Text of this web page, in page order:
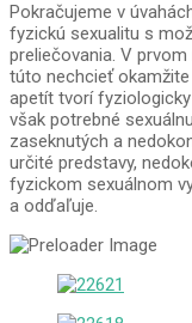
Pokračujeme v
fyzickú sexualitu s
preliečovania. V
túto nechcieť
apetít tvorí
však potrebné
zaseknutých a
určité predstavy,
fyzickom sexuálnom
a odďaľuje.